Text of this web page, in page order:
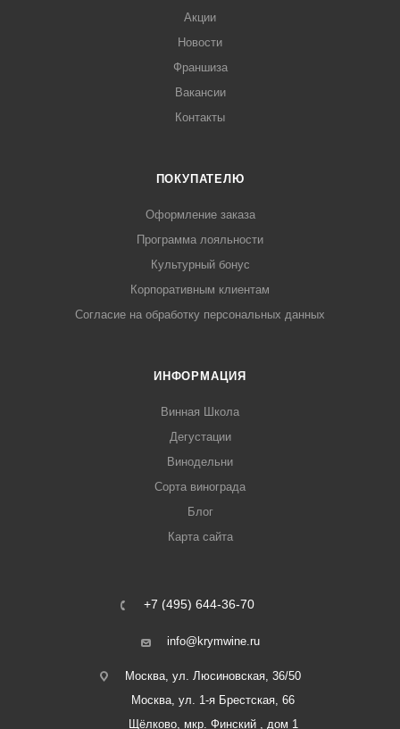
Акции
Новости
Франшиза
Вакансии
Контакты
ПОКУПАТЕЛЮ
Оформление заказа
Программа лояльности
Культурный бонус
Корпоративным клиентам
Согласие на обработку персональных данных
ИНФОРМАЦИЯ
Винная Школа
Дегустации
Винодельни
Сорта винограда
Блог
Карта сайта
+7 (495) 644-36-70
info@krymwine.ru
Москва, ул. Люсиновская, 36/50
Москва, ул. 1-я Брестская, 66
Щёлково, мкр. Финский , дом 1